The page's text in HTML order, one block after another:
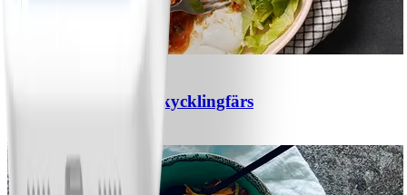
Chili con carne med kycklingfärs